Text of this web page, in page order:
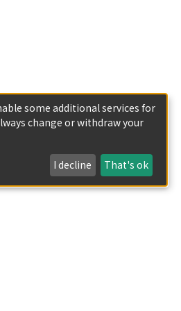
some additional services for
change or withdraw your
I decline That's ok